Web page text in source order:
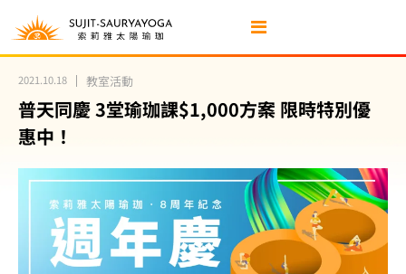
2021.10.18 教室活動
普天同慶 3堂瑜珈課$1,000方案 限時特別優
惠中！